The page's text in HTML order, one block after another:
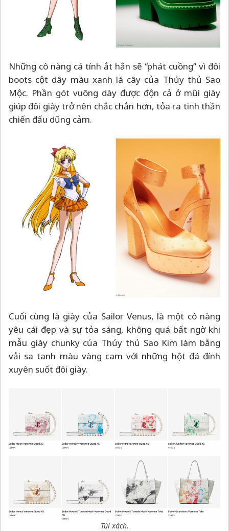
Những cô nàng cá tính ắt hẳn sẽ “phát cuồng” vì đôi
boots cột dây màu xanh lá cây của Thủy thủ Sao
Mộc. Phần gót vuông dày được độn cả ở mũi giày
giúp đôi giày trở nên chắc chắn hơn, tỏa ra tinh thần
chiến đấu dũng cảm.
Cuối cùng là giày của Sailor Venus, là một cô nàng
yêu cái đẹp và sự tỏa sáng, không quá bất ngờ khi
mẫu giày chunky của Thủy thủ Sao Kim làm bằng
vải sa tanh màu vàng cam với những hột đá đính
xuyên suốt đôi giày.
Túi xách.